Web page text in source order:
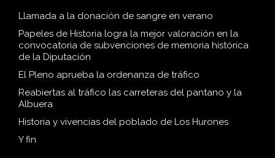
Llamada a la donación de sangre en verano
Papeles de Historia logra la mejor valoración en la
convocatoria de subvenciones de memoria histórica
de la Diputación
El Pleno aprueba la ordenanza de tráfico
Reabiertas al tráfico las carreteras del pantano y la
Albuera
Historia y vivencias del poblado de Los Hurones
Y fin